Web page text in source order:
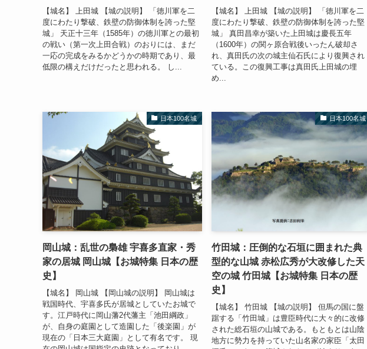
【城名】 上田城 【城の説明】 「徳川軍を二
度にわたり撃破、鉄壁の防御体制を誇った堅
城」 天正十三年（1585年）の徳川軍との最初
の戦い（第一次上田合戦）のおりには、まだ
一応の完成をみるかどうかの時期であり、最
低限の構えだけだったと思われる。 し...
【城名】 上田城 【城の説明】 「徳川軍を二
度にわたり撃破、鉄壁の防御体制を誇った堅
城」 真田昌幸が築いた上田城は慶長五年
（1600年）の関ヶ原合戦後いったん破却さ
れ、真田氏の次の城主仙石氏により復興され
ている。この復興工事は真田氏上田城の埋
め...
日本100名城
岡山城：乱世の梟雄 宇喜多直家・秀
家の居城 岡山城【お城特集 日本の歴
史】
【城名】 岡山城 【岡山城の説明】 岡山城は
戦国時代、宇喜多氏が居城としていたお城で
す。江戸時代に岡山藩2代藩主「池田綱政」
が、自身の庭園として造園した「後楽園」が
現在の「日本三大庭園」として有名です。 現
日本100名城
竹田城：圧倒的な石垣に囲まれた典
型的な山城 赤松広秀が大改修した天
空の城 竹田城【お城特集 日本の歴
史】
【城名】 竹田城 【城の説明】 但馬の国に盤
踞する「竹田城」は豊臣時代に大々的に改修
された総石垣の山城である。もともとは山陰
地方に勢力を持っていた山名家の家臣「太田